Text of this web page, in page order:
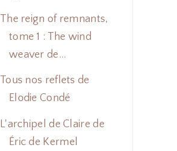
The reign of remnants,
tome 1 : The wind
weaver de...
Tous nos reflets de
Elodie Condé
L'archipel de Claire de
Éric de Kermel